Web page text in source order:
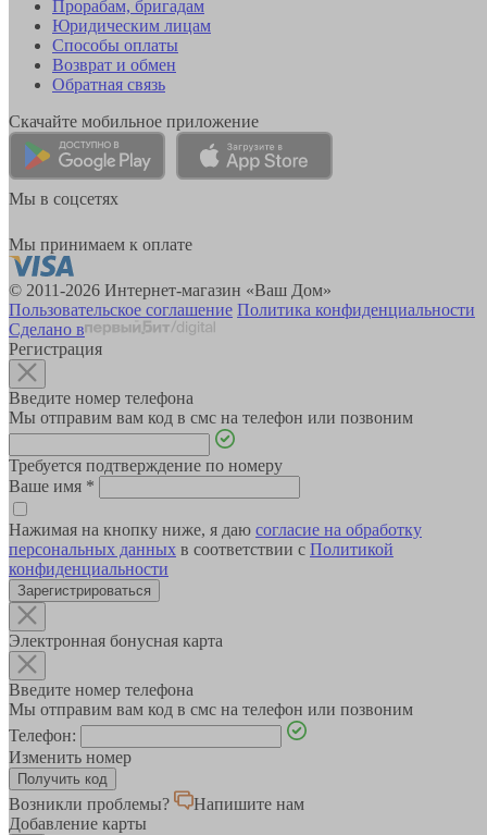
Прорабам, бригадам
Юридическим лицам
Способы оплаты
Возврат и обмен
Обратная связь
Скачайте мобильное приложение
Мы в соцсетях
Мы принимаем к оплате
© 2011-2026 Интернет-магазин «Ваш Дом»
Пользовательское соглашение Политика конфиденциальности
Сделано в
Регистрация
Введите номер телефона
Мы отправим вам код в смс на телефон или позвоним
Требуется подтверждение по номеру
Ваше имя *
Нажимая на кнопку ниже, я даю согласие на обработку
персональных данных в соответствии с Политикой
конфиденциальности
Зарегистрироваться
Электронная бонусная карта
Введите номер телефона
Мы отправим вам код в смс на телефон или позвоним
Телефон:
Изменить номер
Возникли проблемы?
Напишите нам
Добавление карты